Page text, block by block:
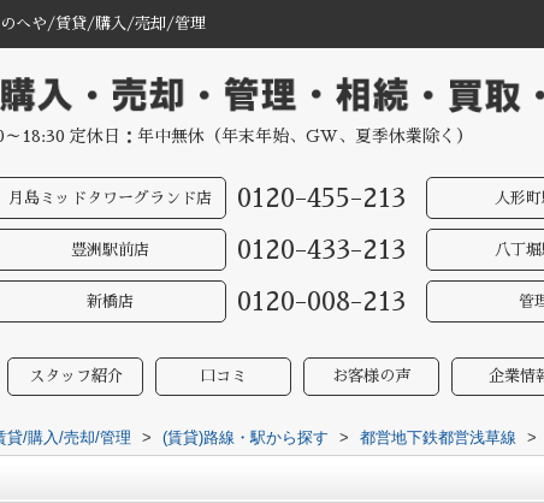
のへや/賃貸/購入/売却/管理
18:30 定休日：年中無休（年末年始、GW、夏季休業除く）
月島ミッドタワーグランド店 0120-455-213 人形
豊洲駅前店 0120-433-213 八丁
新橋店 0120-008-213 管
スタッフ紹介 口コミ お客様の声 企業情
貸/購入/売却/管理 > (賃貸)路線・駅から探す > 都営地下鉄都営浅草線 >